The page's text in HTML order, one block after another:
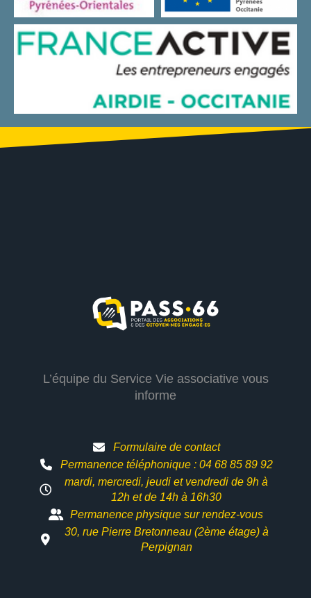
L’équipe du Service Vie associative vous
informe
Formulaire de contact
Permanence téléphonique : 04 68 85 89 92
mardi, mercredi, jeudi et vendredi de 9h à
12h etde 14h à 16h30
Permanence physique sur rendez-vous
30, rue Pierre Bretonneau (2ème étage) à
Perpignan